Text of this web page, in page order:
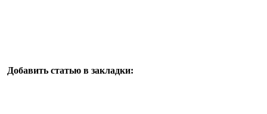
Добавить статью в закладки: